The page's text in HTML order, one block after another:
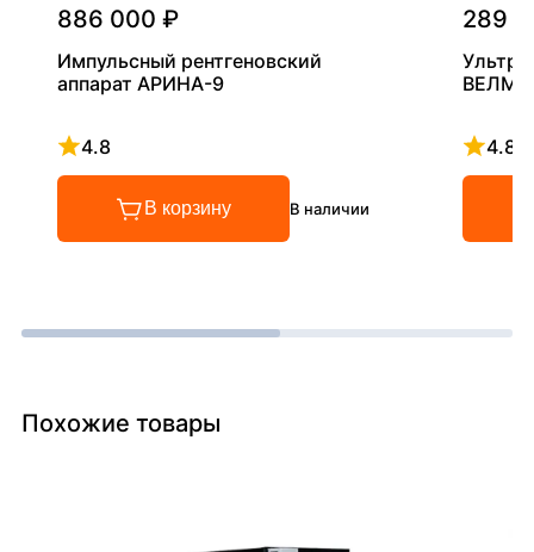
886 000 ₽
Импульсный рентгеновский
аппарат АРИНА-9
4.8
Рейтинг 4.8 из 5
В корзину В наличии
289
4.8
Похожие товары